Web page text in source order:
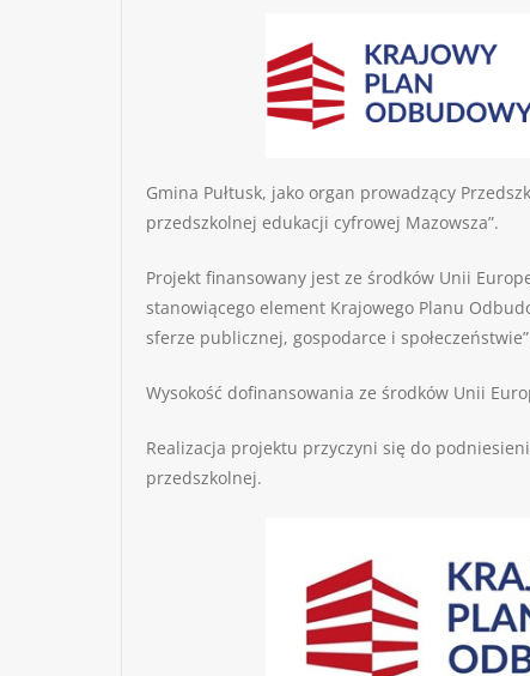
Gmina Pułtusk, jako organ prowadzący
przedszkolnej edukacji cyfrowej Mazowsza”.
Projekt finansowany jest ze środków Unii
stanowiącego element Krajowego Planu
sferze publicznej, gospodarce i
Wysokość dofinansowania ze środków Unii
Realizacja projektu przyczyni się do
przedszkolnej.